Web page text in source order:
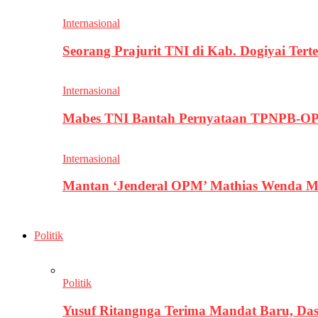
Internasional
Seorang Prajurit TNI di Kab. Dogiyai
Internasional
Mabes TNI Bantah Pernyataan TPNPB-
Internasional
Mantan ‘Jenderal OPM’ Mathias Wenda
Politik
Politik
Yusuf Ritangnga Terima Mandat Baru,